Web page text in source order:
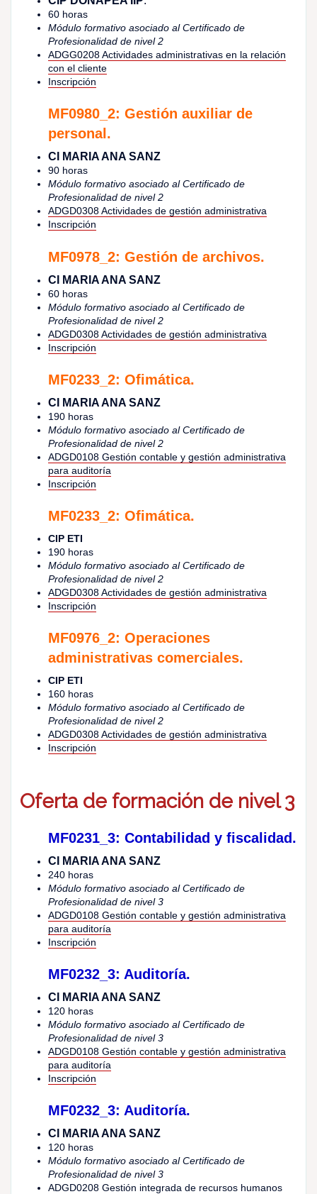
60 horas
Módulo formativo asociado al Certificado de
Profesionalidad de nivel 2
ADGG0208 Actividades administrativas en la relación
con el cliente
Inscripción
MF0980_2: Gestión auxiliar de
personal.
CI MARIA ANA SANZ
90 horas
Módulo formativo asociado al Certificado de
Profesionalidad de nivel 2
ADGD0308 Actividades de gestión administrativa
Inscripción
MF0978_2: Gestión de archivos.
CI MARIA ANA SANZ
60 horas
Módulo formativo asociado al Certificado de
Profesionalidad de nivel 2
ADGD0308 Actividades de gestión administrativa
Inscripción
MF0233_2: Ofimática.
CI MARIA ANA SANZ
190 horas
Módulo formativo asociado al Certificado de
Profesionalidad de nivel 2
ADGD0108 Gestión contable y gestión administrativa
para auditoría
Inscripción
MF0233_2: Ofimática.
CIP ETI
190 horas
Módulo formativo asociado al Certificado de
Profesionalidad de nivel 2
ADGD0308 Actividades de gestión administrativa
Inscripción
MF0976_2: Operaciones
administrativas comerciales.
CIP ETI
160 horas
Módulo formativo asociado al Certificado de
Profesionalidad de nivel 2
ADGD0308 Actividades de gestión administrativa
Inscripción
Oferta de formación de nivel 3
MF0231_3: Contabilidad y fiscalidad.
CI MARIA ANA SANZ
240 horas
Módulo formativo asociado al Certificado de
Profesionalidad de nivel 3
ADGD0108 Gestión contable y gestión administrativa
para auditoría
Inscripción
MF0232_3: Auditoría.
CI MARIA ANA SANZ
120 horas
Módulo formativo asociado al Certificado de
Profesionalidad de nivel 3
ADGD0108 Gestión contable y gestión administrativa
para auditoría
Inscripción
MF0232_3: Auditoría.
CI MARIA ANA SANZ
120 horas
Módulo formativo asociado al Certificado de
Profesionalidad de nivel 3
ADGD0208 Gestión integrada de recursos humanos